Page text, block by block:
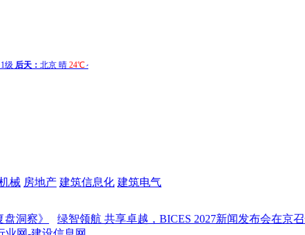
械 房地产 建筑信息化 建筑电气
绿智领航 共享卓越，BICES 2027新闻发布会在京召开